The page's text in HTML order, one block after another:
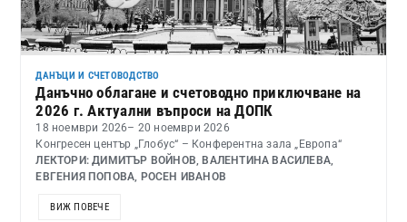
ДАНЪЦИ И СЧЕТОВОДСТВО
Данъчно облагане и счетоводно приключване на
2026 г. Актуални въпроси на ДОПК
18 ноември 2026– 20 ноември 2026
Конгресен център „Глобус“ – Конферентна зала „Европа“
ЛЕКТОРИ: ДИМИТЪР ВОЙНОВ, ВАЛЕНТИНА ВАСИЛЕВА,
ЕВГЕНИЯ ПОПОВА, РОСЕН ИВАНОВ
ВИЖ ПОВЕЧЕ